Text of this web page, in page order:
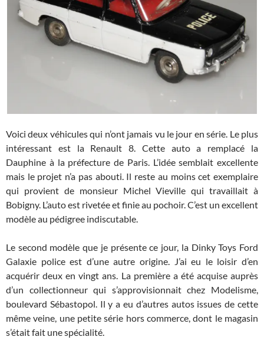
Voici deux véhicules qui n’ont jamais vu le jour en série. Le plus
intéressant est la Renault 8. Cette auto a remplacé la
Dauphine à la préfecture de Paris. L’idée semblait excellente
mais le projet n’a pas abouti. Il reste au moins cet exemplaire
qui provient de monsieur Michel Vieville qui travaillait à
Bobigny. L’auto est rivetée et finie au pochoir. C’est un excellent
modèle au pédigree indiscutable.
Le second modèle que je présente ce jour, la Dinky Toys Ford
Galaxie police est d’une autre origine. J’ai eu le loisir d’en
acquérir deux en vingt ans. La première a été acquise auprès
d’un collectionneur qui s’approvisionnait chez Modelisme,
boulevard Sébastopol. Il y a eu d’autres autos issues de cette
même veine, une petite série hors commerce, dont le magasin
s’était fait une spécialité.